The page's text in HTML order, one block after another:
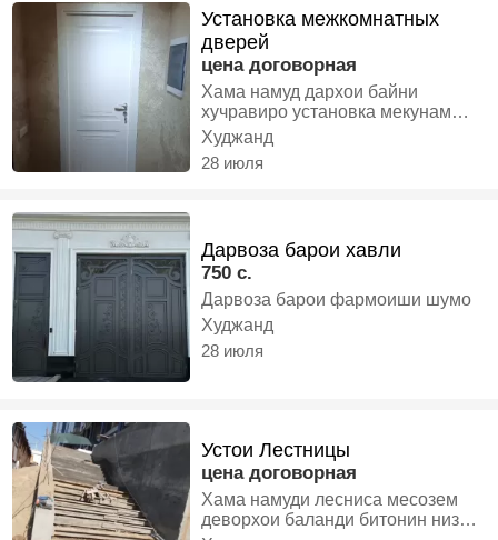
Установка межкомнатных
дверей
цена договорная
Хама намуд дархои байни
хучравиро установка мекунам
занг занед консультации бе пул
Худжанд
28 июля
Дарвоза барои хавли
750 с.
Дарвоза барои фармоиши шумо
Худжанд
28 июля
Устои Лестницы
цена договорная
Хама намуди лесниса месозем
деворхои баланди битонин низ